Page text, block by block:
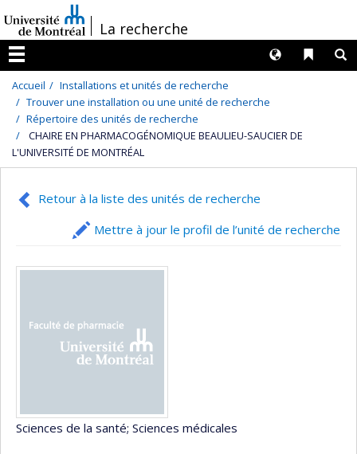
au
contenu
/La recherche
Menu
Liens
Langues
Accueil
Installations et unités de recherche
Trouver une installation ou une unité de recherche
Répertoire des unités de recherche
CHAIRE EN PHARMACOGÉNOMIQUE BEAULIEU-SAUCIER DE
L'UNIVERSITÉ DE MONTRÉAL
Retour à la liste des unités de recherche
Mettre à jour le profil de l’unité de recherche
Sciences de la santé; Sciences médicales